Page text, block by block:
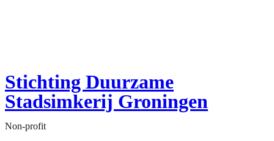
Stichting Duurzame
Stadsimkerij Groningen
Non-profit